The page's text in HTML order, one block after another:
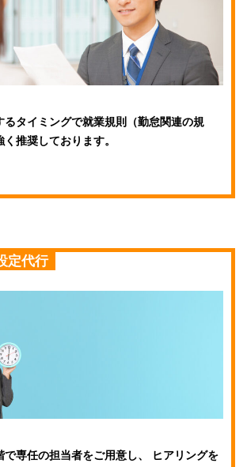
るタイミングで就業規則（勤怠関連の規
推奨しております。
定代行
で専任の担当者をご用意し、 ヒアリングを